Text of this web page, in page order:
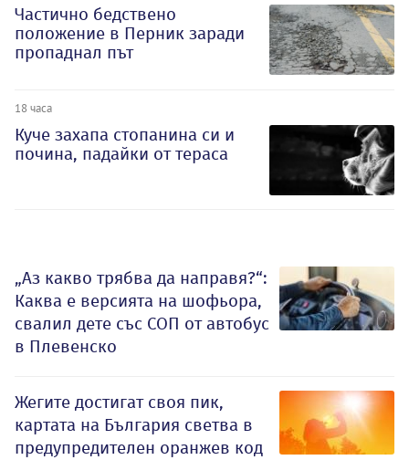
Частично бедствено
положение в Перник заради
пропаднал път
18 часа
Куче захапа стопанина си и
почина, падайки от тераса
„Аз какво трябва да направя?“:
Каква е версията на шофьора,
свалил дете със СОП от автобус
в Плевенско
Жегите достигат своя пик,
картата на България светва в
предупредителен оранжев код